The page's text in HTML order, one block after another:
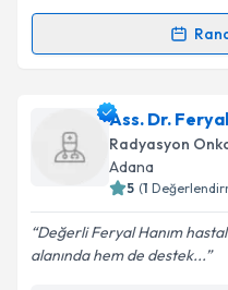
Kişisel
'ni okudum
kapsamda
Takvim
Randevu Takvimi
Uzm. Dr. Yurday
talebi oluşturun. Size
için bir takvim
bilgilendireceğiz.
E-posta Adresiniz
Ass. Dr.
Radyasyon
Adana
5 (1
Değerli Feryal Hanım
alanında hem de destek...